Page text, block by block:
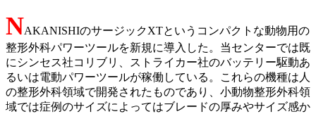
NAKANISHIのサージックXTというコンパクトな動物用の
整形外科パワーツールを新規に導入した。当センターでは既
にシンセス社コリブリ、ストライカー社のバッテリー駆動あ
るいは電動パワーツールが稼働している。これらの機種は人
の整形外科領域で開発されたものであり、小動物整形外科領
域では症例のサイズによってはブレードの厚みやサイズ感か